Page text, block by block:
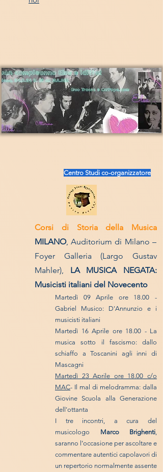
Centro Studi co-organizzatore
Corsi di Storia della Musica
MILANO, Auditorium di Milano –
Foyer Galleria (Largo Gustav
Mahler), LA MUSICA NEGATA:
Musicisti italiani del Novecento
Martedì 09 Aprile ore 18.00 -
Gabriel Musico: D'Annunzio e i
musicisti italiani
Martedì 16 Aprile ore 18.00 - La
musica sotto il fascismo: dallo
schiaffo a Toscanini agli inni di
Mascagni
Martedì 23 Aprile ore 18.00 c/o
MAC- Il mal di melodramma: dalla
Giovine Scuola alla Generazione
dell'ottanta
I tre incontri, a cura del
musicologo Marco Brighenti
saranno l’occasione per ascoltare e
commentare autentici capolavori di
un repertorio normalmente assente